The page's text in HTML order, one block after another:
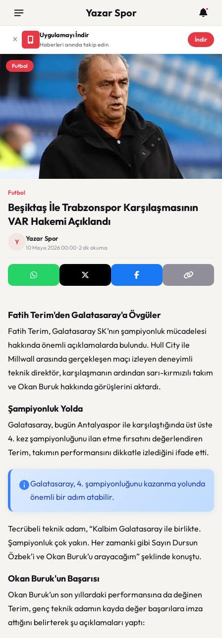
Yazar Spor
Uygulamayı İndir
Haberleri anında takip edin
İndir
Futbol
Futbol
Beşiktaş İle Trabzonspor Karşılaşmasının
VAR Hakemi Açıklandı
Y Yazar Spor
10 Mayıs 2026 00:00 · 2 dk okuma
Fatih Terim'den Galatasaray'a Övgüler
Fatih Terim,Galatasaray SK’nın şampiyonluk mücadelesi
hakkında önemli açıklamalarda bulundu. Hull City ile
Millwall arasında gerçekleşen maçı izleyen deneyimli
teknik direktör, karşılaşmanın ardından sarı-kırmızılı takım
ve Okan Buruk hakkında görüşlerini aktardı.
Şampiyonluk Yolda
Galatasaray, bugün Antalyaspor ile karşılaştığında üst üste
4. kez şampiyonluğunu ilan etme fırsatını değerlendiren
Terim, takımın performansını dikkatle izlediğini ifade etti.
Galatasaray, 4. şampiyonluğunu kazanma yolunda
önemli bir adım atabilir.
Tecrübeli teknik adam, “Kalbim Galatasaray ile birlikte.
Şampiyonluk çok yakın. Her zamanki gibi Sayın Dursun
Özbek’i ve Okan Buruk’u arayacağım” şeklinde konuştu.
Okan Buruk'un Başarısı
Okan Buruk’un son yıllardaki performansına da değinen
Terim, genç teknik adamın kayda değer başarılara imza
attığını belirterek şu açıklamaları yaptı: